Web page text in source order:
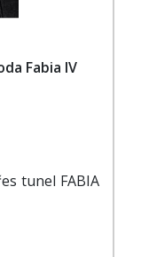
Fabia IV
tunel FABIA